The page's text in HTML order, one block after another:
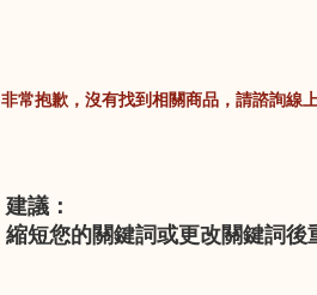
非常抱歉，沒有找到相關商品，請諮詢線
建議：
縮短您的關鍵詞或更改關鍵詞後